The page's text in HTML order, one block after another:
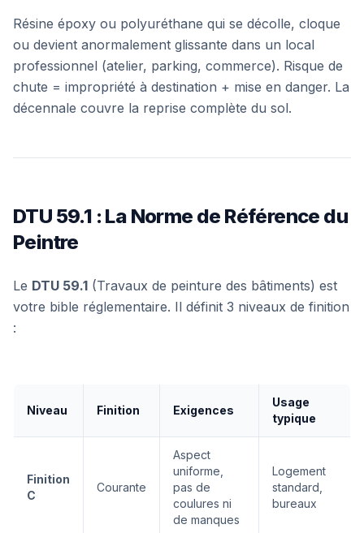
Résine époxy ou polyuréthane qui se décolle, cloque
ou devient anormalement glissante dans un local
professionnel (atelier, parking, commerce). Risque de
chute = impropriété à destination + mise en danger. La
décennale couvre la reprise complète du sol.
DTU 59.1 : La Norme de Référence du
Peintre
Le DTU 59.1 (Travaux de peinture des bâtiments) est
votre bible réglementaire. Il définit 3 niveaux de finition
:
Niveau Finition Exigences
Usage
typique
Finition
C
Courante
Aspect
uniforme,
pas de
coulures ni
de manques
Logement
standard,
bureaux